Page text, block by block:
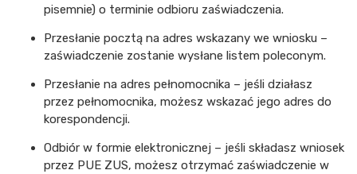
pisemnie) o terminie odbioru zaświadczenia.
Przesłanie pocztą na adres wskazany we wniosku –
zaświadczenie zostanie wysłane listem poleconym.
Przesłanie na adres pełnomocnika – jeśli działasz
przez pełnomocnika, możesz wskazać jego adres do
korespondencji.
Odbiór w formie elektronicznej – jeśli składasz wniosek
przez PUE ZUS, możesz otrzymać zaświadczenie w